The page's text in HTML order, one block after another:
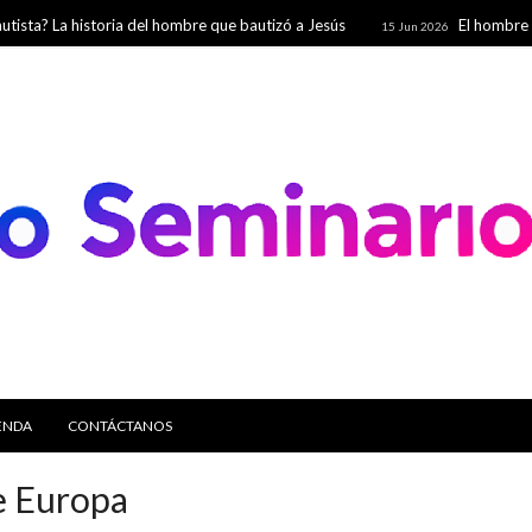
historia del hombre que bautizó a Jesús 15 Jun 2026 El hombre que
CONTÁCTANOS
Europa